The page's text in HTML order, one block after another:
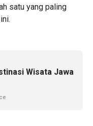
satu yang paling
Wisata Jawa